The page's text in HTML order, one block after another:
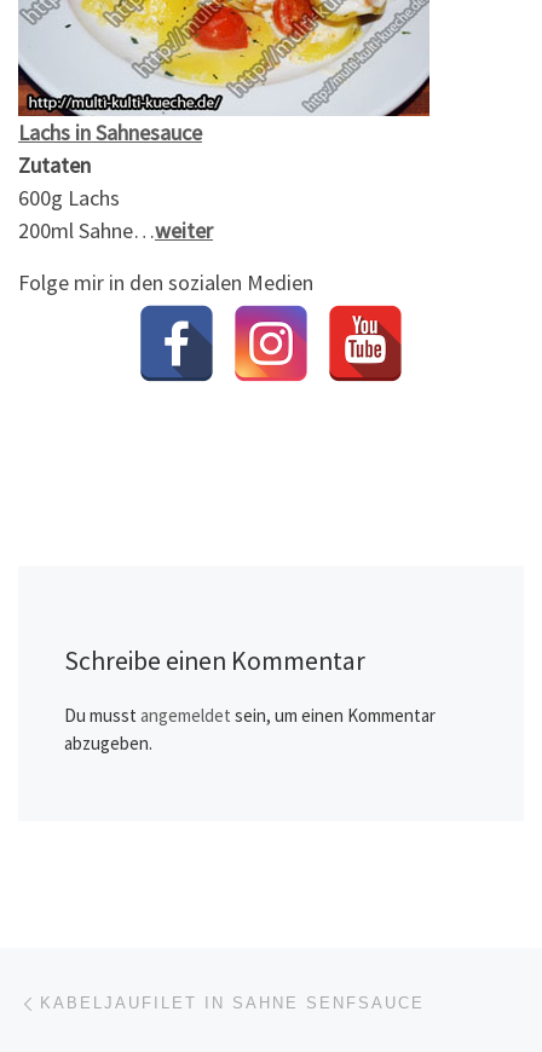
Lachs in Sahnesauce
Zutaten
600g Lachs
200ml Sahne…weiter
Folge mir in den sozialen Medien
Schreibe einen Kommentar
Du musst angemeldet sein, um einen Kommentar
abzugeben.
Beitragsnavigation
KABELJAUFILET IN SAHNE SENFSAUCE